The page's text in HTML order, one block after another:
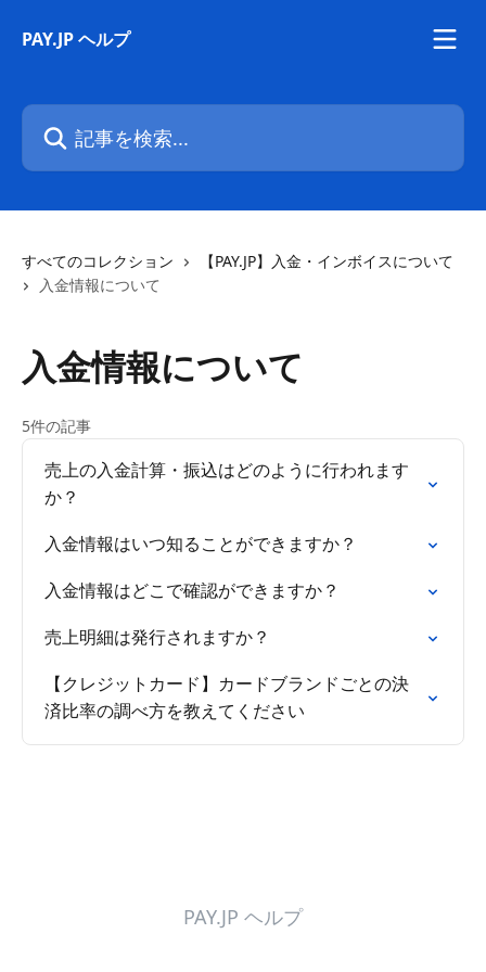
PAY.JP ヘルプ
記事を検索...
すべてのコレクション
【PAY.JP】入金・インボイスについて
入金情報について
入金情報について
5件の記事
売上の入金計算・振込はどのように行われます
か？
入金情報はいつ知ることができますか？
入金情報はどこで確認ができますか？
売上明細は発行されますか？
【クレジットカード】カードブランドごとの決
済比率の調べ方を教えてください
PAY.JP ヘルプ